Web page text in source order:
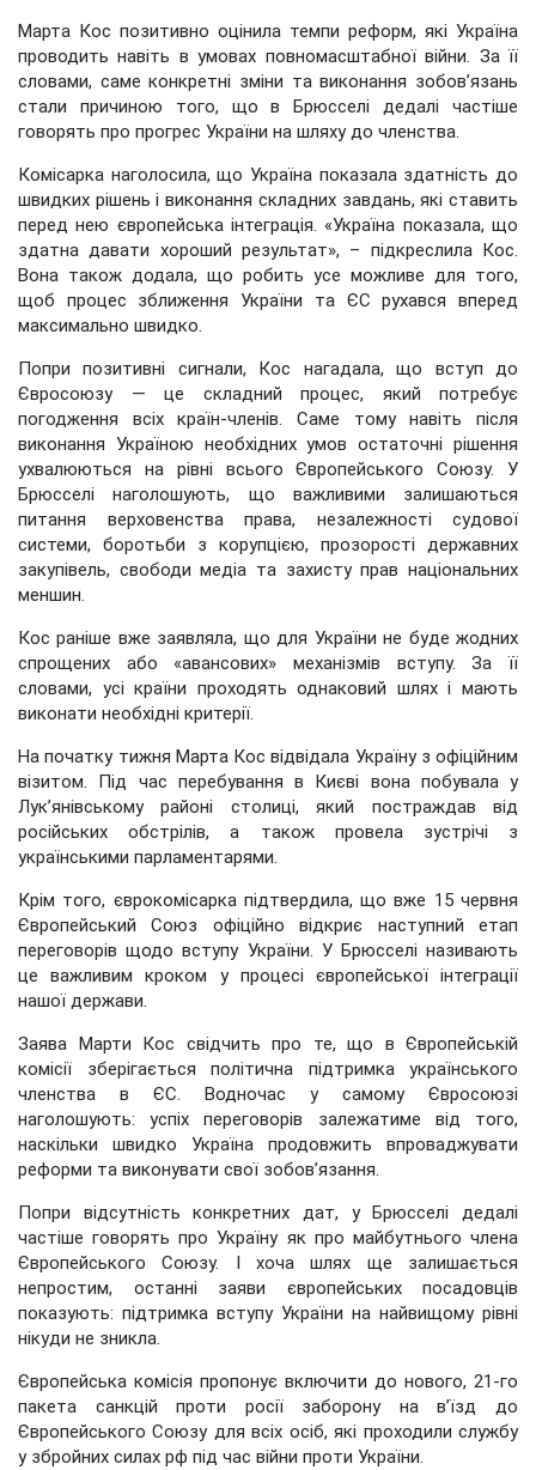
Марта Кос позитивно оцінила темпи реформ, які Україна
проводить навіть в умовах повномасштабної війни. За її
словами, саме конкретні зміни та виконання зобов’язань
стали причиною того, що в Брюсселі дедалі частіше
говорять про прогрес України на шляху до членства.
Комісарка наголосила, що Україна показала здатність до
швидких рішень і виконання складних завдань, які ставить
перед нею європейська інтеграція. «Україна показала, що
здатна давати хороший результат», – підкреслила Кос.
Вона також додала, що робить усе можливе для того,
щоб процес зближення України та ЄС рухався вперед
максимально швидко.
Попри позитивні сигнали, Кос нагадала, що вступ до
Євросоюзу — це складний процес, який потребує
погодження всіх країн-членів. Саме тому навіть після
виконання Україною необхідних умов остаточні рішення
ухвалюються на рівні всього Європейського Союзу. У
Брюсселі наголошують, що важливими залишаються
питання верховенства права, незалежності судової
системи, боротьби з корупцією, прозорості державних
закупівель, свободи медіа та захисту прав національних
меншин.
Кос раніше вже заявляла, що для України не буде жодних
спрощених або «авансових» механізмів вступу. За її
словами, усі країни проходять однаковий шлях і мають
виконати необхідні критерії.
На початку тижня Марта Кос відвідала Україну з офіційним
візитом. Під час перебування в Києві вона побувала у
Лук’янівському районі столиці, який постраждав від
російських обстрілів, а також провела зустрічі з
українськими парламентарями.
Крім того, єврокомісарка підтвердила, що вже 15 червня
Європейський Союз офіційно відкриє наступний етап
переговорів щодо вступу України. У Брюсселі називають
це важливим кроком у процесі європейської інтеграції
нашої держави.
Заява Марти Кос свідчить про те, що в Європейській
комісії зберігається політична підтримка українського
членства в ЄС. Водночас у самому Євросоюзі
наголошують: успіх переговорів залежатиме від того,
наскільки швидко Україна продовжить впроваджувати
реформи та виконувати свої зобов’язання.
Попри відсутність конкретних дат, у Брюсселі дедалі
частіше говорять про Україну як про майбутнього члена
Європейського Союзу. І хоча шлях ще залишається
непростим, останні заяви європейських посадовців
показують: підтримка вступу України на найвищому рівні
нікуди не зникла.
Європейська комісія пропонує включити до нового, 21-го
пакета санкцій проти росії заборону на в’їзд до
Європейського Союзу для всіх осіб, які проходили службу
у збройних силах рф під час війни проти України.